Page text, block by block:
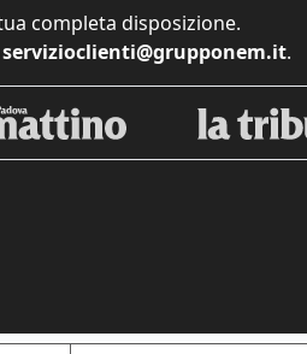
completa disposizione.
servizioclienti@grupponem.it.